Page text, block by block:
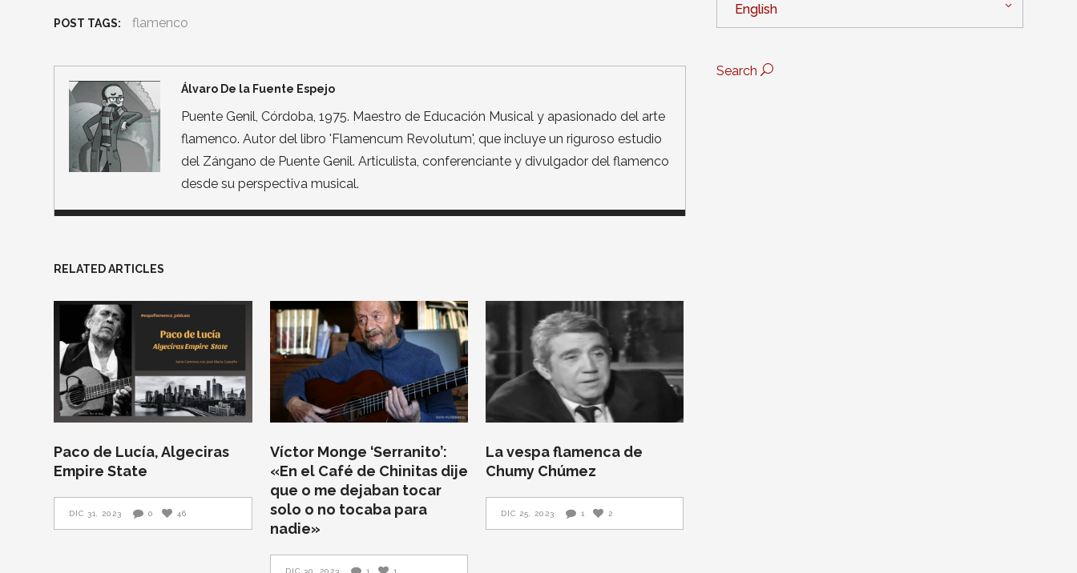
POST TAGS: flamenco
Álvaro De la Fuente Espejo
Puente Genil, Córdoba, 1975. Maestro de Educación Musical y apasionado del arte
flamenco. Autor del libro 'Flamencum Revolutum', que incluye un riguroso estudio
del Zángano de Puente Genil. Articulista, conferenciante y divulgador del flamenco
desde su perspectiva musical.
RELATED ARTICLES
Paco de Lucía, Algeciras
Empire State
DIC 31, 2023 0 46
Víctor Monge ‘Serranito’:
«En el Café de Chinitas dije
que o me dejaban tocar
solo o no tocaba para
nadie»
DIC 30, 2023 1 1
La vespa flamenca de
Chumy Chúmez
DIC 25, 2023 1 2
English
Search